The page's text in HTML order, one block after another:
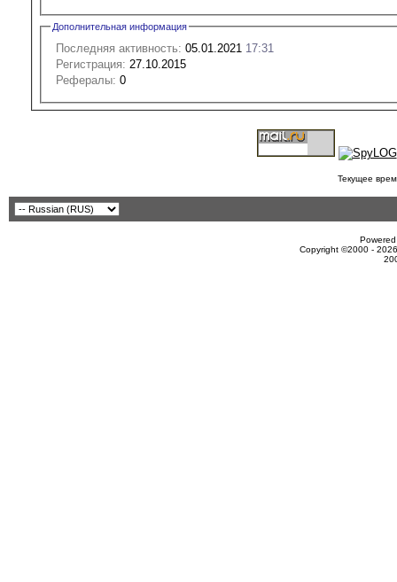
Дополнительная информация
Последняя активность: 05.01.2021 17:31
Регистрация: 27.10.2015
Рефералы: 0
Текущее
Copyright ©2000 -